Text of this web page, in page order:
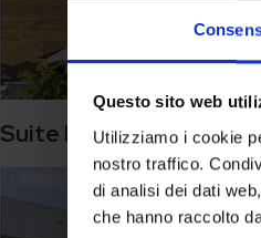
Questo sito web
Utilizziamo i cookie
nostro traffico.
di analisi dei dati
che hanno raccolto
Suite Deluxe Con